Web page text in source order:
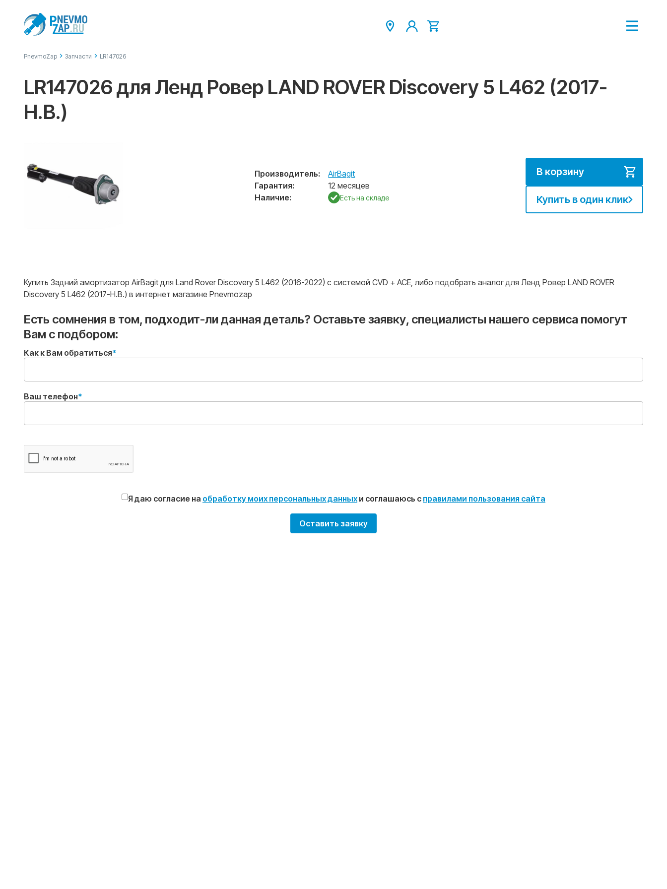
PnevmoZap Запчасти LR147026
LR147026 для Ленд Ровер LAND ROVER Discovery 5 L462 (2017-
Н.В.)
Производитель:
AirBagit
Гарантия:
12 месяцев
Наличие:
Есть на складе
В корзину
Купить в один клик
Купить Задний амортизатор AirBagit для Land Rover Discovery 5 L462 (2016-2022) с системой CVD + ACE, либо подобрать аналог для Ленд Ровер LAND ROVER
Discovery 5 L462 (2017-Н.В.) в интернет магазине Pnevmozap
Есть сомнения в том, подходит-ли данная деталь? Оставьте заявку, специалисты нашего сервиса помогут
Вам с подбором:
Как к Вам обратиться
Ваш телефон
Я даю согласие на обработку моих персональных данных и соглашаюсь с правилами пользования сайта